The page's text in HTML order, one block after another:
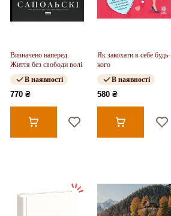
Визначено наперед.
Життя без свободи волі
В наявності
770 ₴
Як закохати в себе будь-
кого
В наявності
580 ₴